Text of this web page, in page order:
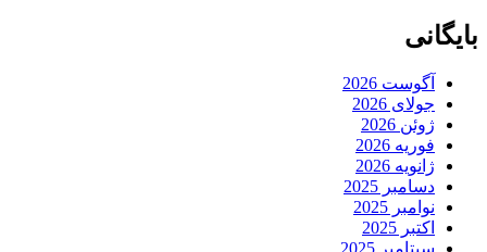
بایگانی
آگوست 2026
جولای 2026
ژوئن 2026
فوریه 2026
ژانویه 2026
دسامبر 2025
نوامبر 2025
اکتبر 2025
سپتامبر 2025